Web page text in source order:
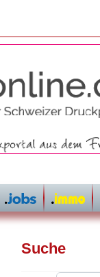
Suche